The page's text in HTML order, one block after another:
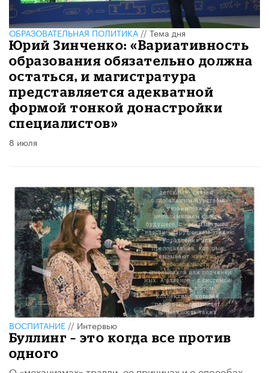
ОБРАЗОВАТЕЛЬНАЯ ПОЛИТИКА//Тема дня
Юрий Зинченко: «Вариативность
образования обязательно должна
остаться, и магистратура
представляется адекватной
формой тонкой донастройки
специалистов»
8 июля
ВОСПИТАНИЕ // Интервью
Буллинг – это когда все против
одного